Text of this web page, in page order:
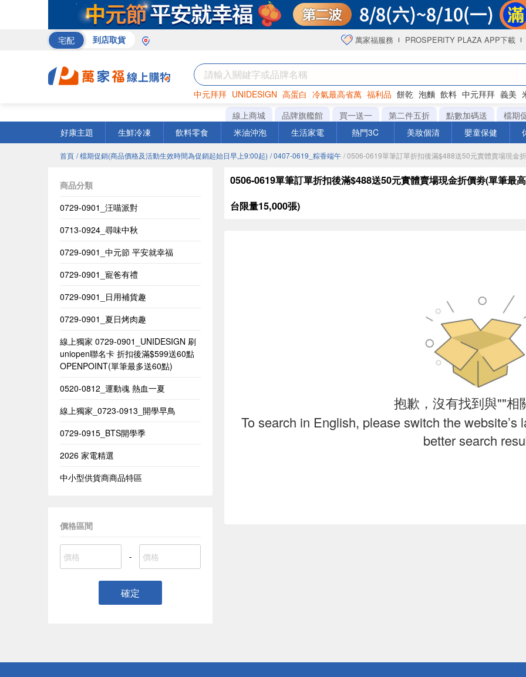
宅配 到店取貨 萬家福服務 PROSPERITY PLAZA APP下載
中元拜拜 UNIDESIGN 高蛋白 冷氣最高省萬 福利品 餅乾 泡麵 飲料 中元拜拜 義美
罐頭 海苔 洋芋片
線上商城 品牌旗艦館 買一送一 第二件五折 點數加碼送 檔期
好康主題
生鮮冷凍 飲料零食 米油沖泡 生活家電 熱門3C 美妝個清 嬰童保健
首頁 / 檔期促銷(商品價格及活動生效時間為促銷起始日早上9:00起) / 0407-0619_粽香端午 / 0506-0619單筆訂單折扣後滿$488送50元實體賣場現金
商品分類
0729-0901_汪喵派對
0713-0924_尋味中秋
0729-0901_中元節 平安就幸福
0729-0901_寵爸有禮
0729-0901_日用補貨趣
0729-0901_夏日烤肉趣
線上獨家 0729-0901_UNIDESIGN​ 刷
uniopen聯名卡 折扣後滿$599送60點
OPENPOINT(單筆最多送60點)​
0520-0812_運動魂 熱血一夏
線上獨家_0723-0913_開學早鳥
0729-0915_BTS開學季
2026 家電精選
中小型供貨商商品特區
價格區間
-
確定
0506-0619單筆訂單折扣後滿$488送50元實體賣場現金折價劵(單筆最
台限量15,000張)
抱歉，沒有找到與""相
To search in English, please switch the
better search